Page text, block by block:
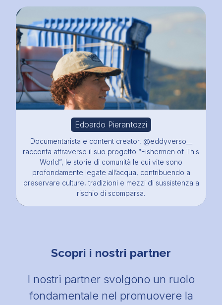
Edoardo Pierantozzi
Documentarista e content creator, @eddyverso__
racconta attraverso il suo progetto “Fishermen of This
World”, le storie di comunità le cui vite sono
profondamente legate all’acqua, contribuendo a
preservare culture, tradizioni e mezzi di sussistenza a
rischio di scomparsa.
Scopri i nostri partner
I nostri partner svolgono un ruolo
fondamentale nel promuovere la